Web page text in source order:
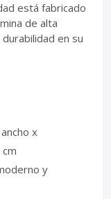
está fabricado
de alta
en su
x
y